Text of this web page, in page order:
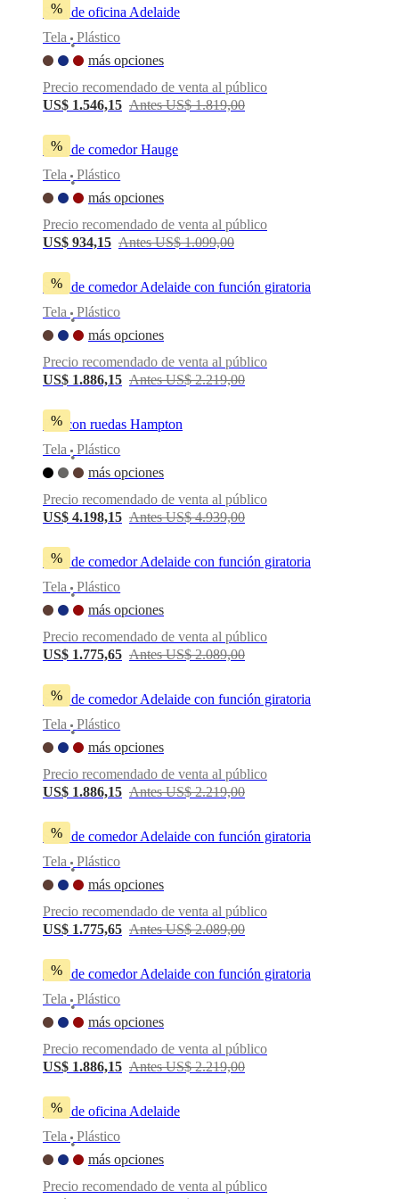
%
Silla de oficina Adelaide
Tela
•
Plástico
más opciones
Precio recomendado de venta al público
US$ 1.546,15 Antes US$ 1.819,00
%
Silla de comedor Hauge
Tela
•
Plástico
más opciones
Precio recomendado de venta al público
US$ 934,15 Antes US$ 1.099,00
%
Silla de comedor Adelaide con función giratoria
Tela
•
Plástico
más opciones
Precio recomendado de venta al público
US$ 1.886,15 Antes US$ 2.219,00
%
Puf con ruedas Hampton
Tela
•
Plástico
más opciones
Precio recomendado de venta al público
US$ 4.198,15 Antes US$ 4.939,00
%
Silla de comedor Adelaide con función giratoria
Tela
•
Plástico
más opciones
Precio recomendado de venta al público
US$ 1.775,65 Antes US$ 2.089,00
%
Silla de comedor Adelaide con función giratoria
Tela
•
Plástico
más opciones
Precio recomendado de venta al público
US$ 1.886,15 Antes US$ 2.219,00
%
Silla de comedor Adelaide con función giratoria
Tela
•
Plástico
más opciones
Precio recomendado de venta al público
US$ 1.775,65 Antes US$ 2.089,00
%
Silla de comedor Adelaide con función giratoria
Tela
•
Plástico
más opciones
Precio recomendado de venta al público
US$ 1.886,15 Antes US$ 2.219,00
%
Silla de oficina Adelaide
Tela
•
Plástico
más opciones
Precio recomendado de venta al público